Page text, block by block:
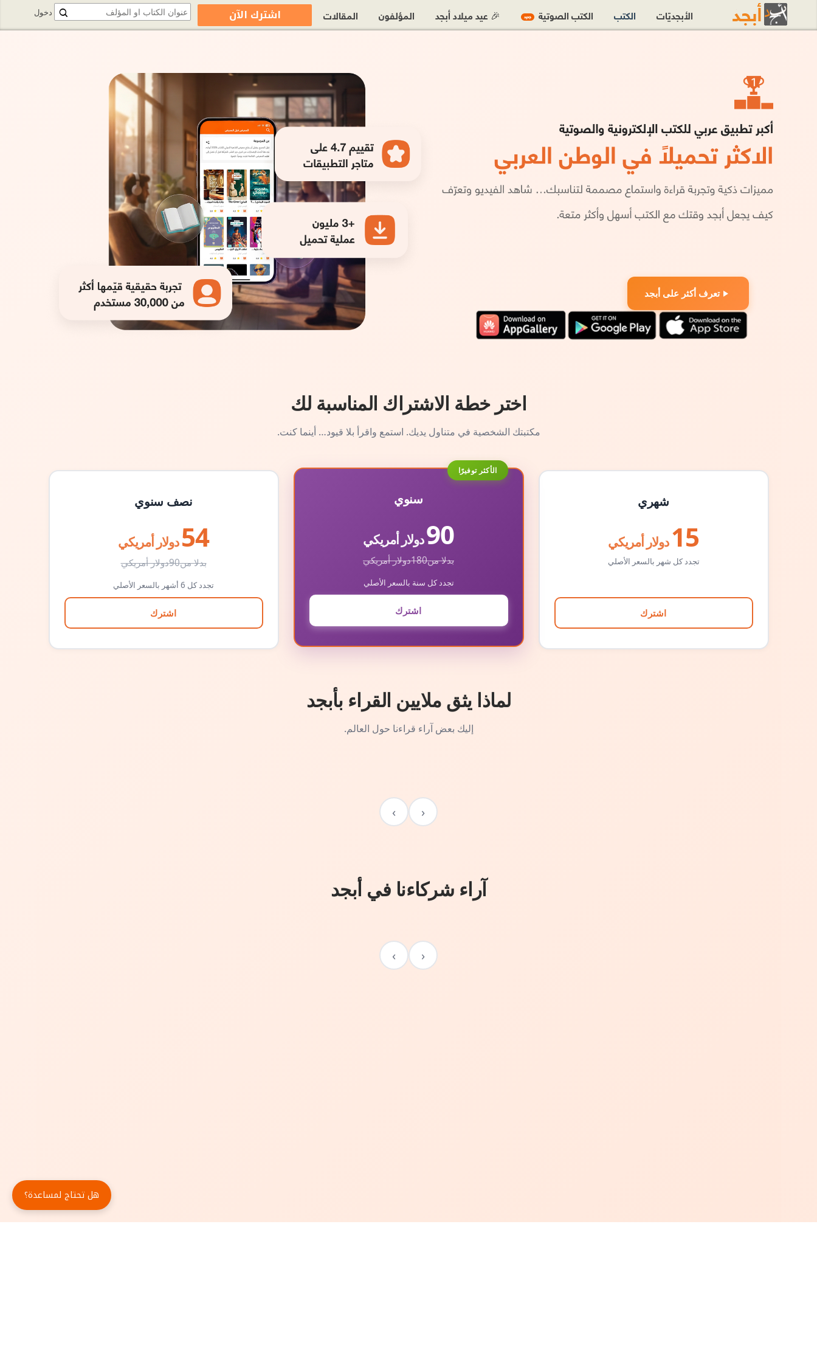
تعرف أكثر على أبجد
اختر خطة الاشتراك المناسبة لك
مكتبتك الشخصية في متناول يديك. استمع واقرأ بلا قيود… أينما كنت.
شهري
15 دولار أمريكي
تجدد كل شهر بالسعر الأصلي
اشترك
الأكثر توفيرًا
سنوي
90دولار أمريكي
بدلا من180دولار أمريكي
تجدد كل سنة بالسعر الأصلي
اشترك
نصف سنوي
54 دولار أمريكي
بدلا من90دولار أمريكي
تجدد كل 6 أشهر بالسعر الأصلي
اشترك
لماذا يثق ملايين القراء بأبجد
إليك بعض آراء قراءنا حول العالم.
‹
›
آراء شركاءنا في أبجد
‹
›
دخول الأبجديّات الكتب الكتب الصوتية جديد 🎉 عيد ميلاد أبجد المؤلفون المقالات اشترك الآن
هل تحتاج لمساعدة؟